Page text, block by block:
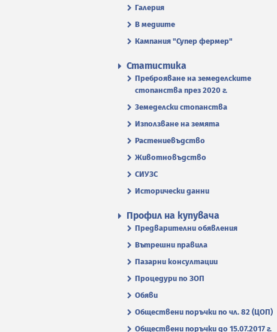
Галерия
В медиите
Кампания "Супер фермер"
Статистика
Преброяване на земеделските
стопанства през 2020 г.
Земеделски стопанства
Използване на земята
Растениевъдство
Животновъдство
СИУЗС
Исторически данни
Профил на купувача
Предварителни обявления
Вътрешни правила
Пазарни консултации
Процедури по ЗОП
Обяви
Обществени поръчки по чл. 82 (ЦОП)
Обществени поръчки до 15.07.2017 г.